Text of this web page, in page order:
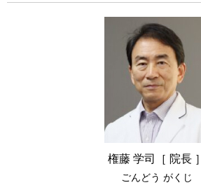
権藤 学司［ 院長 ］
ごんどう がくじ